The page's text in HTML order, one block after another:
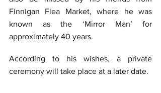
Finnigan Flea Market, where he was
known as the ‘Mirror Man’ for
approximately 40 years.
According to his wishes, a private
ceremony will take place at a later date.